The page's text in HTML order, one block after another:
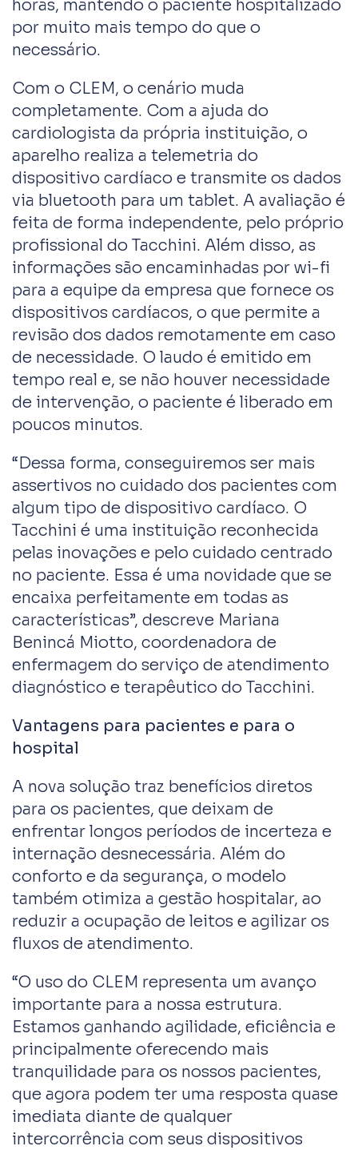
horas, mantendo o paciente hospitalizado
por muito mais tempo do que o
necessário.
Com o CLEM, o cenário muda
completamente. Com a ajuda do
cardiologista da própria instituição, o
aparelho realiza a telemetria do
dispositivo cardíaco e transmite os dados
via bluetooth para um tablet. A avaliação é
feita de forma independente, pelo próprio
profissional do Tacchini. Além disso, as
informações são encaminhadas por wi-fi
para a equipe da empresa que fornece os
dispositivos cardíacos, o que permite a
revisão dos dados remotamente em caso
de necessidade. O laudo é emitido em
tempo real e, se não houver necessidade
de intervenção, o paciente é liberado em
poucos minutos.
“Dessa forma, conseguiremos ser mais
assertivos no cuidado dos pacientes com
algum tipo de dispositivo cardíaco. O
Tacchini é uma instituição reconhecida
pelas inovações e pelo cuidado centrado
no paciente. Essa é uma novidade que se
encaixa perfeitamente em todas as
características”, descreve Mariana
Benincá Miotto, coordenadora de
enfermagem do serviço de atendimento
diagnóstico e terapêutico do Tacchini.
Vantagens para pacientes e para o
hospital
A nova solução traz benefícios diretos
para os pacientes, que deixam de
enfrentar longos períodos de incerteza e
internação desnecessária. Além do
conforto e da segurança, o modelo
também otimiza a gestão hospitalar, ao
reduzir a ocupação de leitos e agilizar os
fluxos de atendimento.
“O uso do CLEM representa um avanço
importante para a nossa estrutura.
Estamos ganhando agilidade, eficiência e
principalmente oferecendo mais
tranquilidade para os nossos pacientes,
que agora podem ter uma resposta quase
imediata diante de qualquer
intercorrência com seus dispositivos